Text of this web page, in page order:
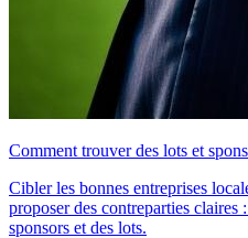
Comment trouver des lots et
Cibler les bonnes entreprises
proposer des contreparties claires
sponsors et des lots.